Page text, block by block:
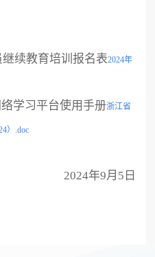
续教育培训报名表2024年
学习平台使用手册浙江省
）.doc
2024年9月5日